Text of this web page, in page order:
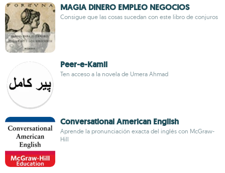
MAGIA DINERO EMPLEO NEGOCIOS
Consigue que las cosas sucedan con este libro de conjuros
Peer-e-Kamil
Ten acceso a la novela de Umera Ahmad
Conversational American English
Aprende la pronunciación exacta del inglés con McGraw-
Hill